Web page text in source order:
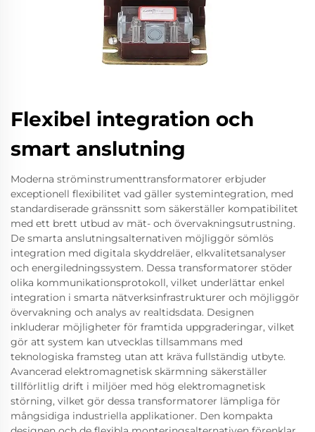
Flexibel integration och
smart anslutning
Moderna ströminstrumenttransformatorer erbjuder
exceptionell flexibilitet vad gäller systemintegration, med
standardiserade gränssnitt som säkerställer kompatibilitet
med ett brett utbud av mät- och övervakningsutrustning.
De smarta anslutningsalternativen möjliggör sömlös
integration med digitala skyddreläer, elkvalitetsanalyser
och energiledningssystem. Dessa transformatorer stöder
olika kommunikationsprotokoll, vilket underlättar enkel
integration i smarta nätverksinfrastrukturer och möjliggör
övervakning och analys av realtidsdata. Designen
inkluderar möjligheter för framtida uppgraderingar, vilket
gör att system kan utvecklas tillsammans med
teknologiska framsteg utan att kräva fullständig utbyte.
Avancerad elektromagnetisk skärmning säkerställer
tillförlitlig drift i miljöer med hög elektromagnetisk
störning, vilket gör dessa transformatorer lämpliga för
mångsidiga industriella applikationer. Den kompakta